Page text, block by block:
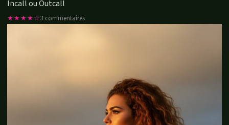
Incall ou Outcall
★★★★☆3 commentaires